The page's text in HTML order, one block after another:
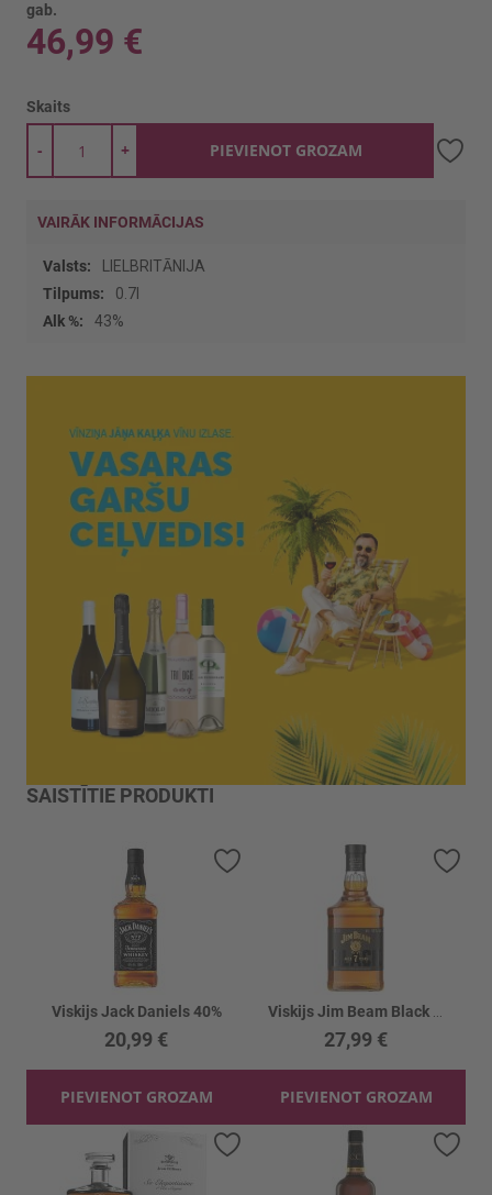
gab.
46,99 €
Skaits
+
- PIEVIENOT GROZAM
VAIRĀK INFORMĀCIJAS
Vairāk
informācijas
LIELBRITĀNIJA
0.7l
43%
SAISTĪTIE PRODUKTI
Viskijs Jack Daniels 40%
20,99 €
PIEVIENOT GROZAM
Pievienot vēlmju sarakstam
27,99 €
PIEVIENOT GROZAM
Pievienot vēlmju sarakstam